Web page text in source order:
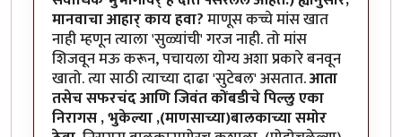
मानवाचा आहार् काय हवा?माणूस कच्चे मांस खात
नाही म्हणून त्याला 'सुळ्यांची' गरज नाही. तो मांस
शिजवून मऊ करून, पचायला योग्य अशा प्रकारे बनवून
खातो. त्या साठी त्याच्या दाढा 'सुटेबल' असतात.आता
तसेच सफरचंद आणि जिवंत कोंबडीचे पिल्लु एका
निरागस , भुकेल्या ,(माणसाच्या)बालकाच्या समोर